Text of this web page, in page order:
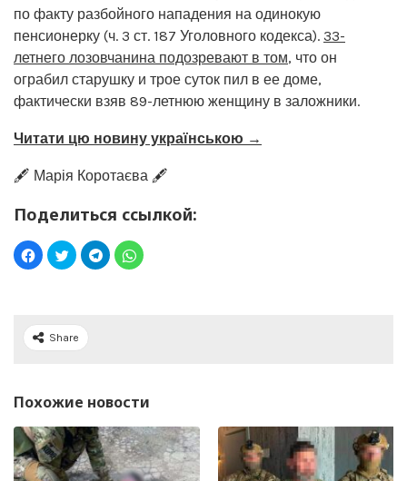
по факту разбойного нападения на одинокую
пенсионерку (ч. 3 ст. 187 Уголовного кодекса). 33-
летнего лозовчанина подозревают в том, что он
ограбил старушку и трое суток пил в ее доме,
фактически взяв 89-летнюю женщину в заложники.
Читати цю новину українською →
🖋️ Марія Коротаєва 🖋️
Поделиться ссылкой:
Share
Похожие новости